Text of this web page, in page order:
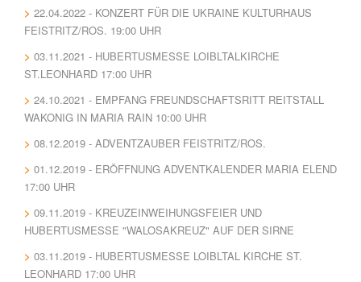
22.04.2022 - KONZERT FÜR DIE UKRAINE KULTURHAUS
FEISTRITZ/ROS. 19:00 UHR
03.11.2021 - HUBERTUSMESSE LOIBLTALKIRCHE
ST.LEONHARD 17:00 UHR
24.10.2021 - EMPFANG FREUNDSCHAFTSRITT REITSTALL
WAKONIG IN MARIA RAIN 10:00 UHR
08.12.2019 - ADVENTZAUBER FEISTRITZ/ROS.
01.12.2019 - ERÖFFNUNG ADVENTKALENDER MARIA ELEND
17:00 UHR
09.11.2019 - KREUZEINWEIHUNGSFEIER UND
HUBERTUSMESSE "WALOSAKREUZ" AUF DER SIRNE
03.11.2019 - HUBERTUSMESSE LOIBLTAL KIRCHE ST.
LEONHARD 17:00 UHR